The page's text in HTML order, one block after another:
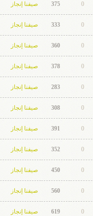
0
375 صيفنا إنجاز
0
333 صيفنا إنجاز
0
360 صيفنا إنجاز
0
378 صيفنا إنجاز
0
283 صيفنا إنجاز
0
308 صيفنا إنجاز
0
391 صيفنا إنجاز
0
352 صيفنا إنجاز
0
450 صيفنا إنجاز
0
560 صيفنا إنجاز
0
619 صيفنا إنجاز